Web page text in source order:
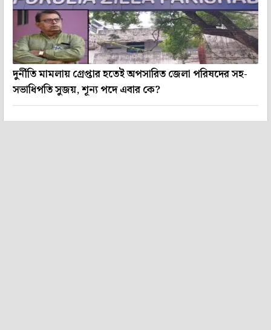
দুর্নীতি মামলায় গ্রেপ্তার হতেই অপসারিত জেলা পরিষদের সহ-
সভাধিপতি সুজয়, শূন্য পদে এবার কে?